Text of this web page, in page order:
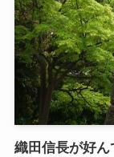
織田信長が好ん